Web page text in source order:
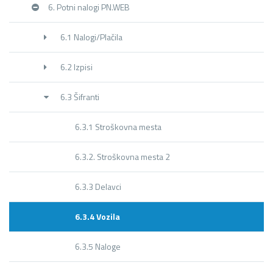
6. Potni nalogi PN.WEB
6.1 Nalogi/Plačila
6.2 Izpisi
6.3 Šifranti
6.3.1 Stroškovna mesta
6.3.2. Stroškovna mesta 2
6.3.3 Delavci
6.3.4 Vozila
6.3.5 Naloge